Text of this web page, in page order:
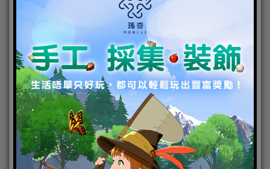
每位英雄都擁有各自的轉職體系以及天賦技能，這也
是區分英雄優劣的關鍵，部分英雄可攜帶的兵種也不
同。以艾爾文為例，他的職業路線有兩條終極路線分
別為英雄及大元帥，分別對應了步兵及槍兵職業。而
其獨一無二的天賦技能《勇者的意志》可以在戰鬥後
機率回復血量，玩家可以根據天賦技自由轉職為英雄
或者大元帥，決定艾爾文是輸出或者坦克。